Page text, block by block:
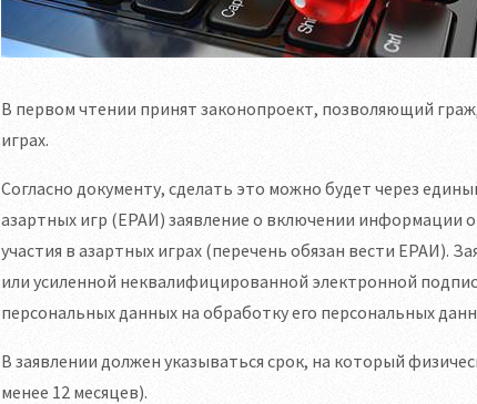
В первом чтении принят законопроект, позволяющий
играх.
Согласно документу, сделать это можно будет через
азартных игр (ЕРАИ) заявление о включении информации
участия в азартных играх (перечень обязан вести ЕРАИ).
или усиленной неквалифицированной электронной
персональных данных на обработку его персональных
В заявлении должен указываться срок, на который
менее 12 месяцев).